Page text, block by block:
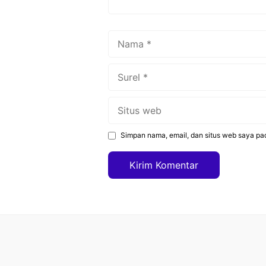
Simpan nama, email, dan situs web saya